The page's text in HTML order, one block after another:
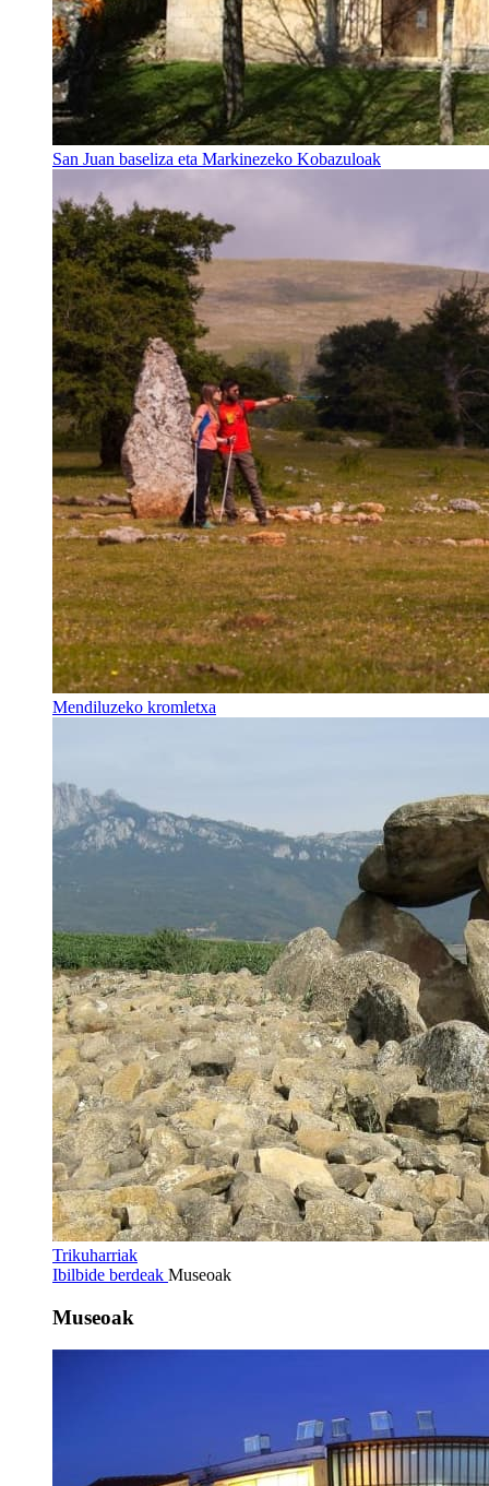
San Juan baseliza eta Markinezeko Kobazuloak
Mendiluzeko kromletxa
Trikuharriak
Ibilbide berdeak Museoak
Museoak